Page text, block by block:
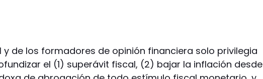
y de los formadores de opinión financiera solo privilegia
el (1) superávit fiscal, (2) bajar la inflación desde